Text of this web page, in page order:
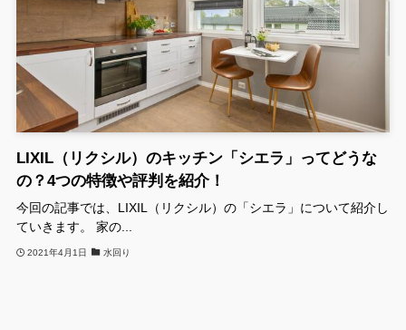
LIXIL（リクシル）のキッチン「シエラ」ってどうな
の？4つの特徴や評判を紹介！
今回の記事では、LIXIL（リクシル）の「シエラ」について紹介し
ていきます。 家の...
2021年4月1日 水回り